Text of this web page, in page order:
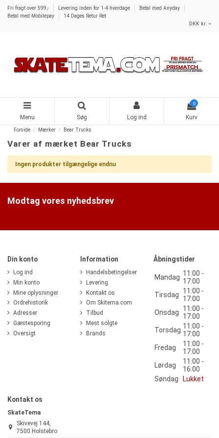
Fri fragt over 599,- Levering inden for 1-4 hverdage
Betal med Anyday
Betal med Mobilepay
14 Dages Retur Ret
DKK kr.
Menu Søg Log ind
0
Kurv
Forside Mærker Bear Trucks
Varer af mærket Bear Trucks
Ingen produkter tilgængelige endnu
Modtag vores nyhedsbrev
Din konto
Log ind
Min konto
Mine oplysninger
Ordrehistorik
Adresser
Gæstesporing
Oversigt
Information
Handelsbetingelser
Levering
Kontakt os
Om Skitema.com
Tilbud
Mest solgte
Brands
Åbningstider
Mandag 11:00 -
17:00
Tirsdag
11:00 -
17:00
Onsdag
11:00 -
17:00
Torsdag 11:00 -
17:00
Fredag
11:00 -
17:00
Lørdag
11:00 -
16:00
Søndag
Lukket
Kontakt os
SkateTema
Skivevej 144,
7500 Holstebro